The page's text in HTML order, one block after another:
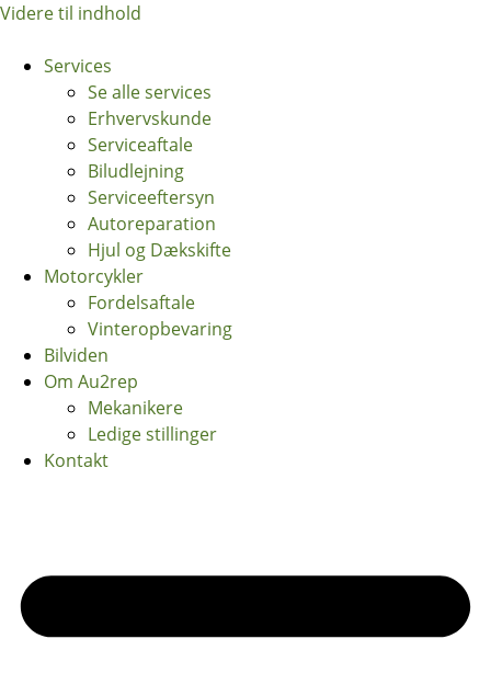
Videre til indhold
Services
Se alle services
Erhvervskunde
Serviceaftale
Biludlejning
Serviceeftersyn
Autoreparation
Hjul og Dækskifte
Motorcykler
Fordelsaftale
Vinteropbevaring
Bilviden
Om Au2rep
Mekanikere
Ledige stillinger
Kontakt